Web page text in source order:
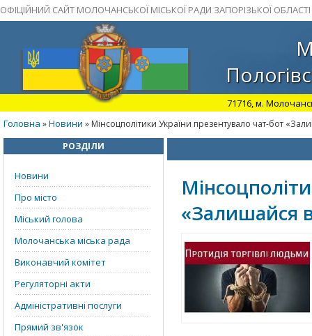
ОФІЦІЙНИЙ САЙТ МОЛОЧАНСЬКОЇ МІСЬКОЇ РАДИ ЗАПОРІЗЬКОЇ ОБЛАСТІ
71716, м.
Головна »Новини » Мінсоцполітики України презентувало чат-бот
РОЗДІЛИ
Новини
Про місто
Міський голова
Молочанська міська рада
Виконавчий комітет
Регуляторні акти
Адміністративні послуги
Прямий зв'язок
«Залишайся